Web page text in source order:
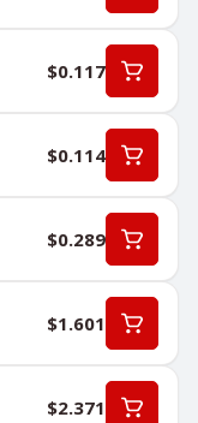
$0.117
$0.114
$0.289
$1.601
$2.371